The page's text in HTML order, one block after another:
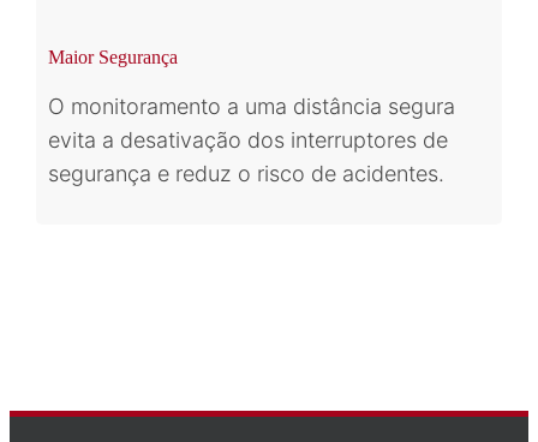
Maior Segurança
O monitoramento a uma distância segura
evita a desativação dos interruptores de
segurança e reduz o risco de acidentes.